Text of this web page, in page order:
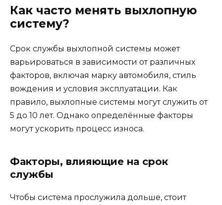
Как часто менять выхлопную
систему?
Срок службы выхлопной системы может
варьироваться в зависимости от различных
факторов, включая марку автомобиля, стиль
вождения и условия эксплуатации. Как
правило, выхлопные системы могут служить от
5 до 10 лет. Однако определённые факторы
могут ускорить процесс износа.
Факторы, влияющие на срок
службы
Чтобы система прослужила дольше, стоит